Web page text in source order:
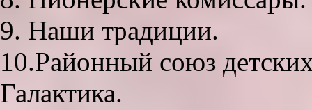
9. Наши традиции.
10.Районный союз
Галактика.